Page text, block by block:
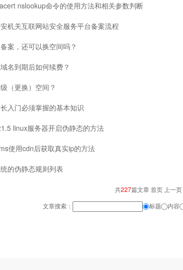
nslookup命令的使用方法和相关参数判断
机关互联网站安全服务平台备案流程
案，还可以换空间吗？
名到期后如何续费？
（更换）空间？
入门必须掌握的基本知识
linux服务器开启伪静态的方法
使用cdn后获取真实ip的方法
的伪静态规则列表
共227篇文章 首页 上一页
文章搜索：
标题 内容